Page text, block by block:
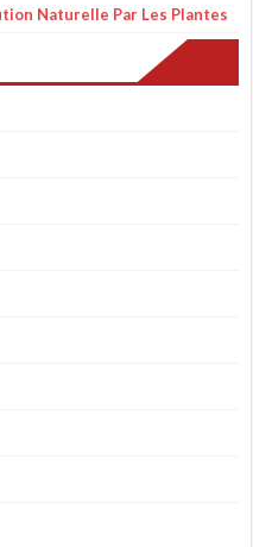
Naturelle Par Les Plantes